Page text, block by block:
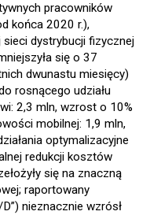
pracowników
końca 2020 r.),
dystrybucji fizycznej
się o 37
dwunastu miesięcy)
rosnącego udziału
2,3 mln, wzrost o 10%
mobilnej: 1,9 mln,
optymalizacyjne
redukcji kosztów
się na znaczną
raportowany
nieznacznie wzrósł